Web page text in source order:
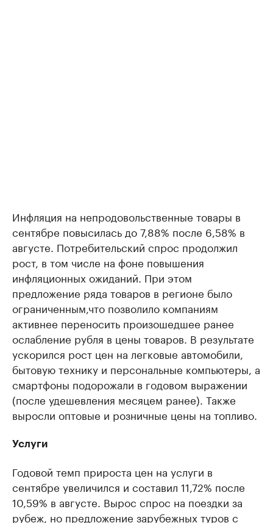
Инфляция на непродовольственные товары в
сентябре повысилась до 7,88% после 6,58% в
августе. Потребительский спрос продолжил
рост, в том числе на фоне повышения
инфляционных ожиданий. При этом
предложение ряда товаров в регионе было
ограниченным,что позволило компаниям
активнее переносить произошедшее ранее
ослабление рубля в цены товаров. В результате
ускорился рост цен на легковые автомобили,
бытовую технику и персональные компьютеры, а
смартфоны подорожали в годовом выражении
(после удешевления месяцем ранее). Также
выросли оптовые и розничные цены на топливо.
Услуги
Годовой темп прироста цен на услуги в
сентябре увеличился и составил 11,72% после
10,59% в августе. Вырос спрос на поездки за
рубеж, но предложение зарубежных туров с